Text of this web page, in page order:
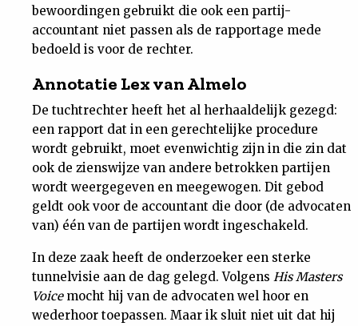
bewoordingen gebruikt die ook een partij-
accountant niet passen als de rapportage mede
bedoeld is voor de rechter.
Annotatie Lex van Almelo
De tuchtrechter heeft het al herhaaldelijk gezegd:
een rapport dat in een gerechtelijke procedure
wordt gebruikt, moet evenwichtig zijn in die zin dat
ook de zienswijze van andere betrokken partijen
wordt weergegeven en meegewogen. Dit gebod
geldt ook voor de accountant die door (de advocaten
van) één van de partijen wordt ingeschakeld.
In deze zaak heeft de onderzoeker een sterke
tunnelvisie aan de dag gelegd. Volgens His Masters
Voicemocht hij van de advocaten wel hoor en
wederhoor toepassen. Maar ik sluit niet uit dat hij